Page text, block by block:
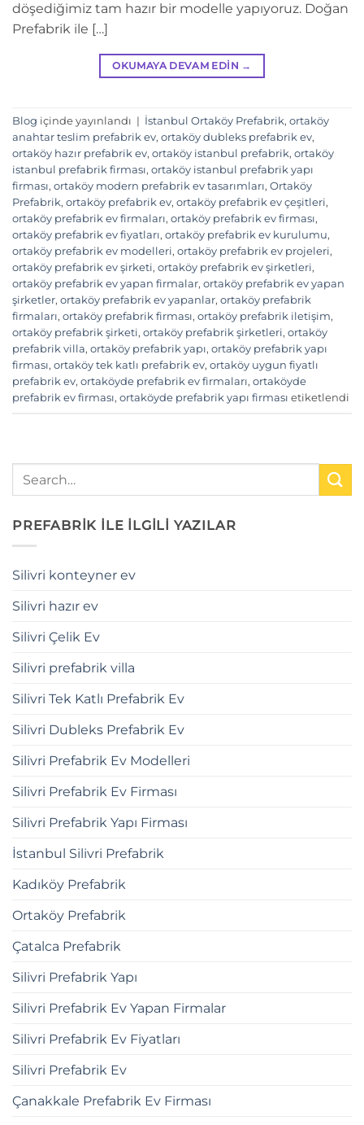
döşediğimiz tam hazır bir modelle yapıyoruz. Doğan
Prefabrik ile […]
OKUMAYA DEVAM EDIN →
Blog içinde yayınlandı | İstanbul Ortaköy Prefabrik, ortaköy
anahtar teslim prefabrik ev, ortaköy dubleks prefabrik ev,
ortaköy hazır prefabrik ev, ortaköy istanbul prefabrik, ortaköy
istanbul prefabrik firması, ortaköy istanbul prefabrik yapı
firması, ortaköy modern prefabrik ev tasarımları, Ortaköy
Prefabrik, ortaköy prefabrik ev, ortaköy prefabrik ev çeşitleri,
ortaköy prefabrik ev firmaları, ortaköy prefabrik ev firması,
ortaköy prefabrik ev fiyatları, ortaköy prefabrik ev kurulumu,
ortaköy prefabrik ev modelleri, ortaköy prefabrik ev projeleri,
ortaköy prefabrik ev şirketi, ortaköy prefabrik ev şirketleri,
ortaköy prefabrik ev yapan firmalar, ortaköy prefabrik ev yapan
şirketler, ortaköy prefabrik ev yapanlar, ortaköy prefabrik
firmaları, ortaköy prefabrik firması, ortaköy prefabrik iletişim,
ortaköy prefabrik şirketi, ortaköy prefabrik şirketleri, ortaköy
prefabrik villa, ortaköy prefabrik yapı, ortaköy prefabrik yapı
firması, ortaköy tek katlı prefabrik ev, ortaköy uygun fiyatlı
prefabrik ev, ortaköyde prefabrik ev firmaları, ortaköyde
prefabrik ev firması, ortaköyde prefabrik yapı firması etiketlendi
PREFABRİK İLE İLGİLİ YAZILAR
Silivri konteyner ev
Silivri hazır ev
Silivri Çelik Ev
Silivri prefabrik villa
Silivri Tek Katlı Prefabrik Ev
Silivri Dubleks Prefabrik Ev
Silivri Prefabrik Ev Modelleri
Silivri Prefabrik Ev Firması
Silivri Prefabrik Yapı Firması
İstanbul Silivri Prefabrik
Kadıköy Prefabrik
Ortaköy Prefabrik
Çatalca Prefabrik
Silivri Prefabrik Yapı
Silivri Prefabrik Ev Yapan Firmalar
Silivri Prefabrik Ev Fiyatları
Silivri Prefabrik Ev
Çanakkale Prefabrik Ev Firması